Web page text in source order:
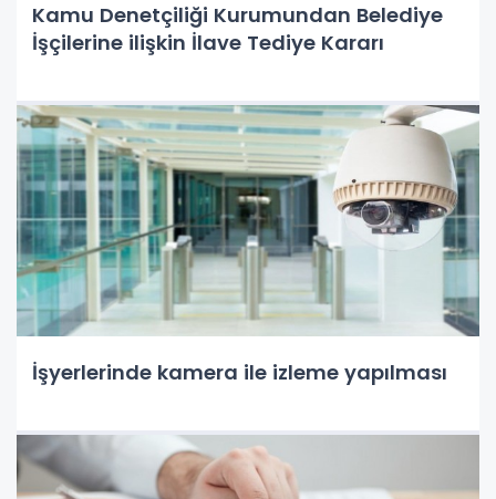
Kamu Denetçiliği Kurumundan Belediye
İşçilerine ilişkin İlave Tediye Kararı
İşyerlerinde kamera ile izleme yapılması